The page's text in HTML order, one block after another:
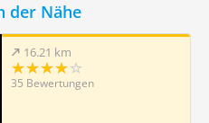
der Nähe
16.21 km
35 Bewertungen